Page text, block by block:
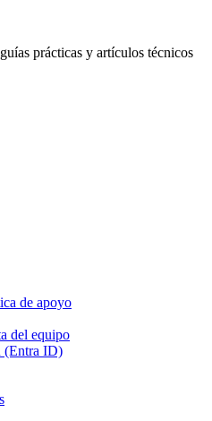
prácticas y artículos técnicos
de apoyo
del equipo
(Entra ID)